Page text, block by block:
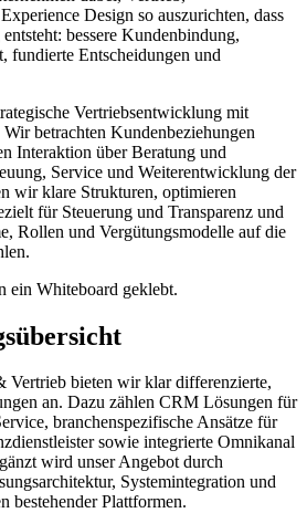
Design so auszurichten, dass
bessere Kundenbindung,
fundierte Entscheidungen und
Vertriebsentwicklung mit
betrachten Kundenbeziehungen
Interaktion über Beratung und
Service und Weiterentwicklung der
wir klare Strukturen, optimieren
für Steuerung und Transparenz und
Rollen und Vergütungsmodelle auf die
Vertrieb bieten wir klar differenzierte,
an. Dazu zählen CRM Lösungen für
branchenspezifische Ansätze für
sowie integrierte Omnikanal
wird unser Angebot durch
Systemintegration und
bestehender Plattformen.